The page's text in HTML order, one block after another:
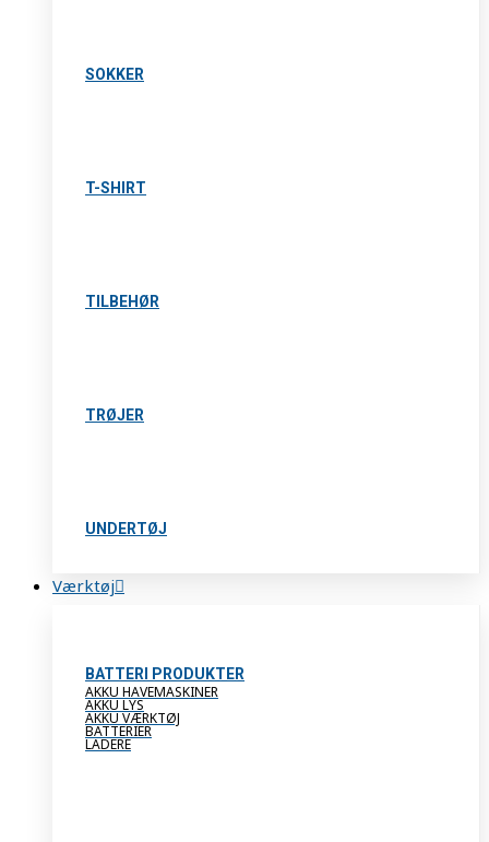
SOKKER
T-SHIRT
TILBEHØR
TRØJER
UNDERTØJ
Værktøj
BATTERI PRODUKTER
AKKU HAVEMASKINER
AKKU LYS
AKKU VÆRKTØJ
BATTERIER
LADERE